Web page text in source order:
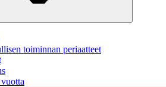
toiminnan periaatteet